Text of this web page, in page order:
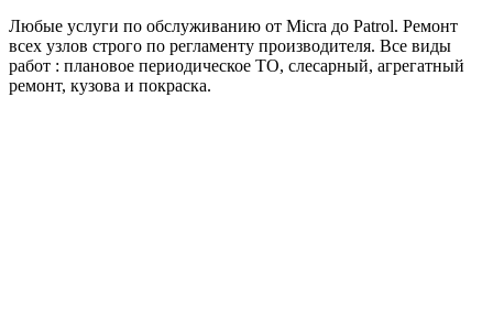
Любые услуги по обслуживанию от Micra до Patrol. Ремонт
всех узлов строго по регламенту производителя. Все виды
работ : плановое периодическое ТО, слесарный, агрегатный
ремонт, кузова и покраска.